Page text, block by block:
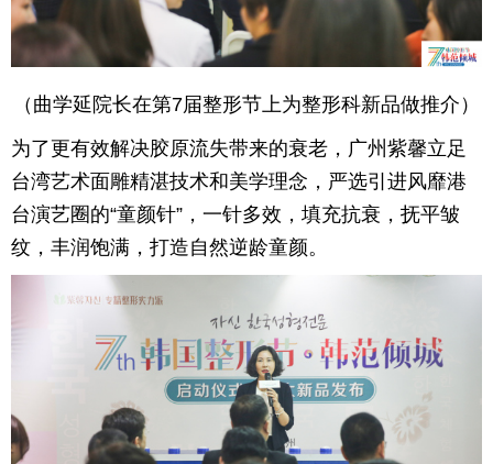
（曲学延院长在第7届整形节上为整形科新品做推介）
为了更有效解决胶原流失带来的衰老，广州紫馨立足
台湾艺术面雕精湛技术和美学理念，严选引进风靡港
台演艺圈的“童颜针”，一针多效，填充抗衰，抚平皱
纹，丰润饱满，打造自然逆龄童颜。